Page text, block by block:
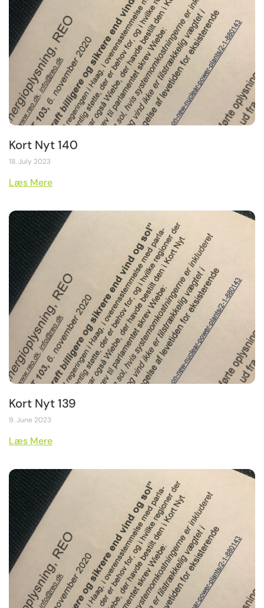
Kort Nyt 140
18. July 2023
Læs Mere
Kort Nyt 139
9. June 2023
Læs Mere